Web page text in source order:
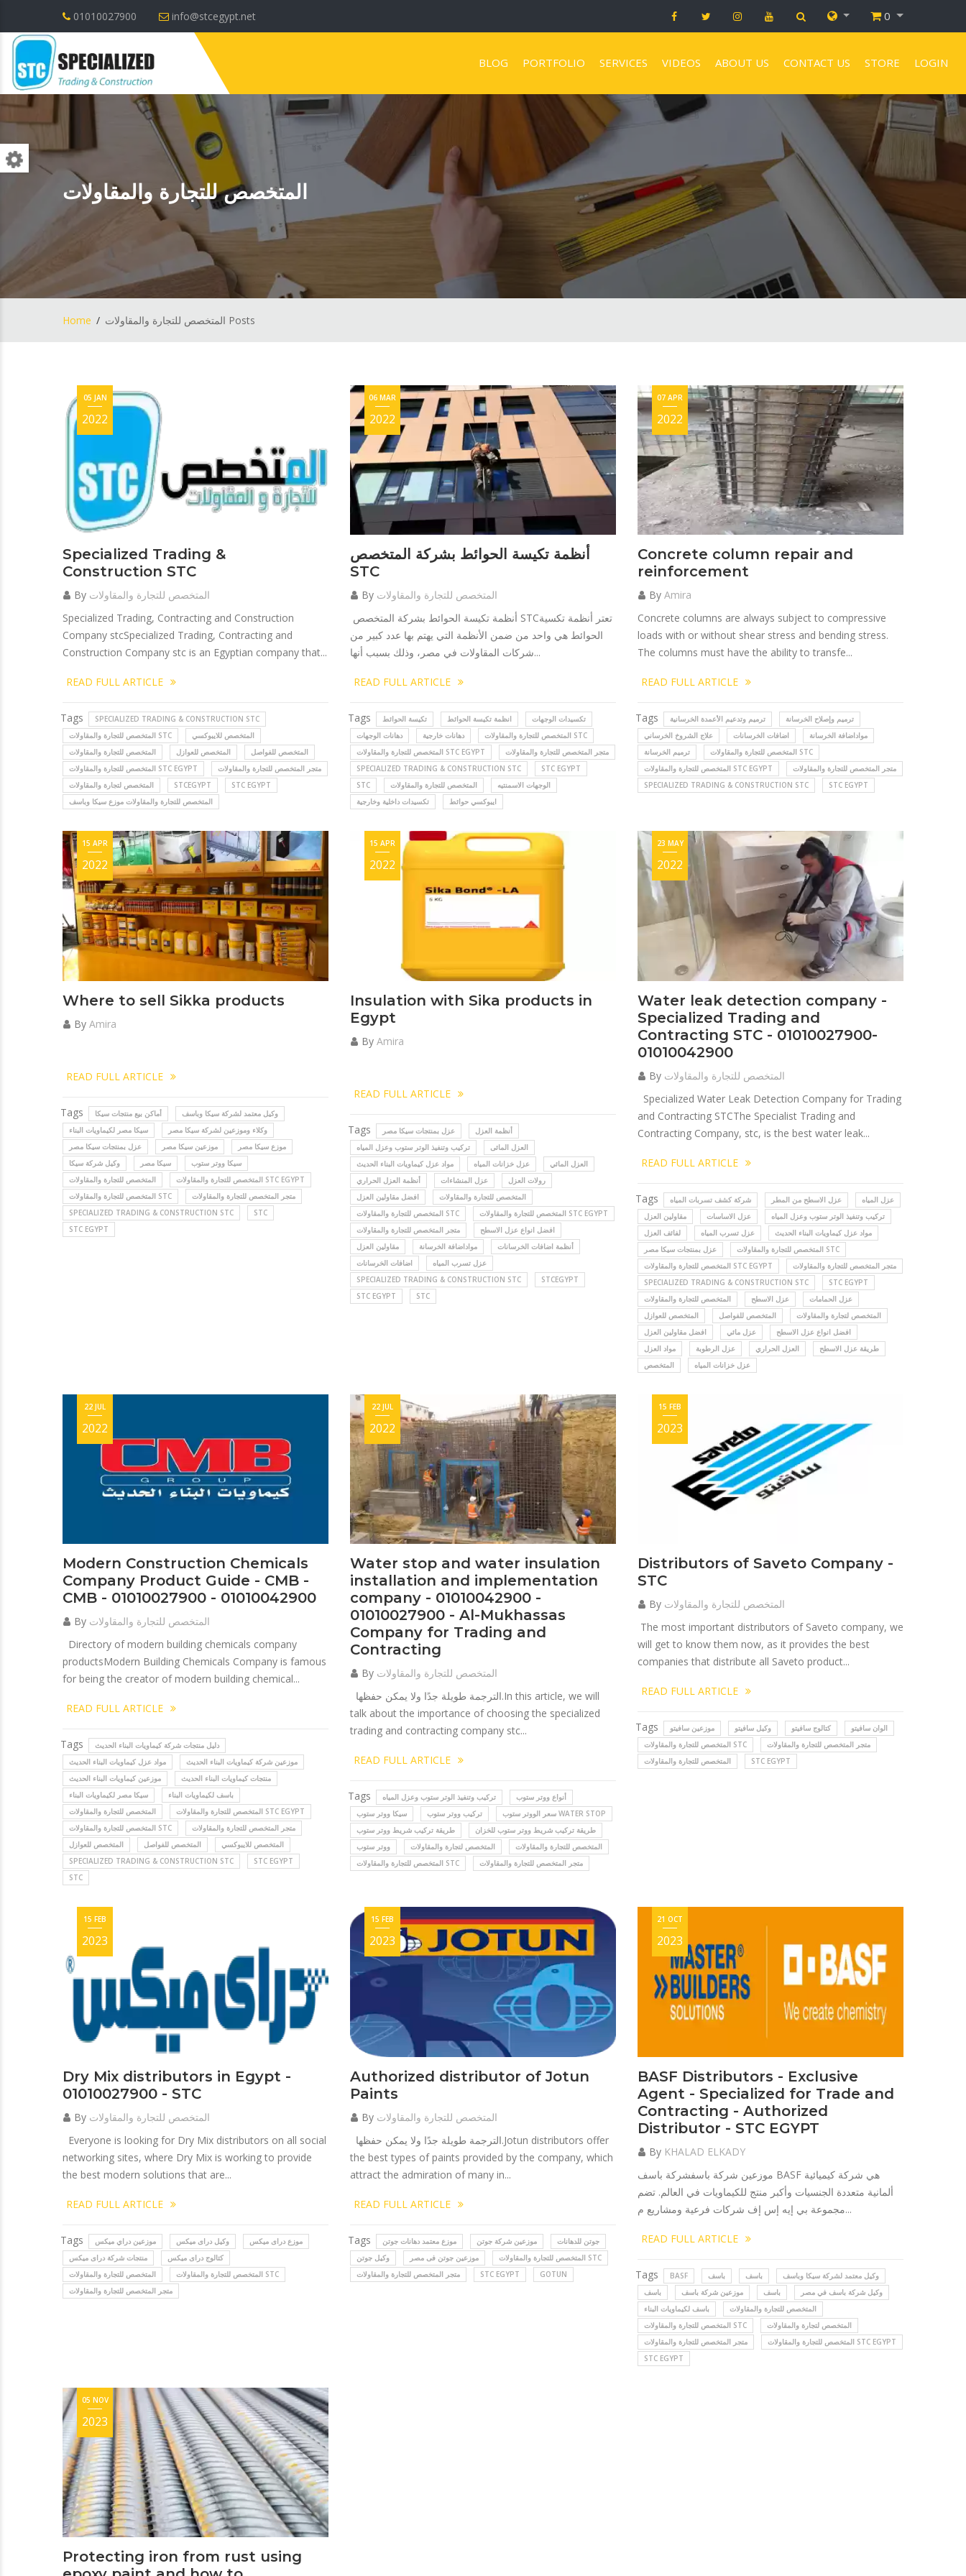
01010027900 info@stcegypt.net 0
BLOG PORTFOLIO SERVICES VIDEOS ABOUT US CONTACT US STORE LOGIN
المتخصص للتجارة والمقاولات
Home المتخصص للتجارة والمقاولات Posts
Specialized Trading &
Construction STC
05 JAN
2022
By المتخصص للتجارة والمقاولات
Specialized Trading, Contracting and Construction
Company stcSpecialized Trading, Contracting and
Construction Company stc is an Egyptian company that...
READ FULL ARTICLE
Tags
SPECIALIZED TRADING & CONSTRUCTION STC
المتخصص للتجارة والمقاولات STC
المتخصص للايبوكسي
المتخصص للتجارة والمقاولات
المتخصص للعوازل
المتخصص للفواصل
المتخصص للتجارة والمقاولات STC EGYPT
متجر المتخصص للتجارة والمقاولات
المتخصص لتجارة والمقاولات
STCEGYPT
STC EGYPT
المتخصص للتجارة والمقاولات موزع سيكا وباسف
أنظمة تكيسة الحوائط بشركة المتخصص
STC
06 MAR
2022
By المتخصص للتجارة والمقاولات
الحوائط هي واحد من ضمن الأنظمة التي يهتم بها عدد كبير من
شركات المقاولات في مصر، وذلك بسبب أنها...
READ FULL ARTICLE
Tags تكيسة الحوائط انظمة تكيسة الحوائط
تكسيدات الوجهات
دهانات الوجهات
دهانات خارجية
المتخصص للتجارة والمقاولات STC
المتخصص للتجارة والمقاولات STC EGYPT
متجر المتخصص للتجارة والمقاولات
SPECIALIZED TRADING & CONSTRUCTION STC
STC EGYPT
STC
المتخصص للتجارة والمقاولات
الوجهات الاسمنتيه
تكسيدات داخلية وخارجية
ايبوكسي حوائط
Concrete column repair and
reinforcement
07 APR
2022
By Amira
Concrete columns are always subject to compressive
loads with or without shear stress and bending stress.
The columns must have the ability to transfe...
READ FULL ARTICLE
Tags ترميم وتدعيم الأعمدة الخرسانية
ترميم وإصلاح الخرسانة
علاج الشروخ الخرساني
اضافات الخرسانات
مواداضافة الخرسانة
ترميم الخرسانة
المتخصص للتجارة والمقاولات STC
المتخصص للتجارة والمقاولات STC EGYPT
متجر المتخصص للتجارة والمقاولات
SPECIALIZED TRADING & CONSTRUCTION STC
STC EGYPT
Where to sell Sikka products
15 APR
2022
By Amira
READ FULL ARTICLE
Tags أماكن بيع منتجات سيكا
وكيل معتمد لشركة سيكا وباسف
سيكا مصر لكيماويات البناء
وكلاء وموزعين لشركة سيكا مصر
عزل بمنتجات سيكا مصر
موزعين سيكا مصر
موزع سيكا مصر
وكيل شركة سيكا
سيكا مصر
سيكا ووتر ستوب
المتخصص للتجارة والمقاولات
المتخصص للتجارة والمقاولات STC EGYPT
المتخصص للتجارة والمقاولات STC
متجر المتخصص للتجارة والمقاولات
SPECIALIZED TRADING & CONSTRUCTION STC
STC
STC EGYPT
Insulation with Sika products in
Egypt
15 APR
2022
By Amira
READ FULL ARTICLE
Tags عزل بمنتجات سيكا مصر
أنظمة العزل
تركيب وتنفيذ الوتر ستوب وعزل المياه
العزل المائى
مواد عزل كيماويات البناء الحديث
عزل خزانات المياه
العزل المائي
أنظمة العزل الحراري
عزل المنشاءات
رولات العزل
افضل مقاولين العزل
المتخصص للتجارة والمقاولات
المتخصص للتجارة والمقاولات STC
المتخصص للتجارة والمقاولات STC EGYPT
متجر المتخصص للتجارة والمقاولات
افضل انواع عزل الاسطح
مقاولين العزل
مواداضافة الخرسانة
أنظمة اضافات الخرسانات
اضافات الخرسانات
عزل تسرب المياه
SPECIALIZED TRADING & CONSTRUCTION STC
STCEGYPT
STC EGYPT
STC
Water leak detection company -
Specialized Trading and
Contracting STC - 01010027900-
01010042900
23 MAY
2022
By المتخصص للتجارة والمقاولات
Specialized Water Leak Detection Company for Trading
and Contracting STCThe Specialist Trading and
Contracting Company, stc, is the best water leak...
READ FULL ARTICLE
Tags شركة كشف تسربات المياه عزل الاسطح من المطر
عزل المياه
مقاولين العزل
عزل الاساسات
تركيب وتنفيذ الوتر ستوب وعزل المياه
لفائف العزل
عزل تسرب المياه
مواد عزل كيماويات البناء الحديث
عزل بمنتجات سيكا مصر
المتخصص للتجارة والمقاولات STC
المتخصص للتجارة والمقاولات STC EGYPT
متجر المتخصص للتجارة والمقاولات
SPECIALIZED TRADING & CONSTRUCTION STC
STC EGYPT
المتخصص للتجارة والمقاولات
عزل الاسطح
عزل الحمامات
المتخصص للعوازل
المتخصص للفواصل
المتخصص لتجارة والمقاولات
افضل مقاولين العزل
عزل مائي
افضل انواع عزل الاسطح
مواد العزل
عزل الرطوبة العزل الحراري
طريقة عزل الاسطح
المتخصص
عزل خزانات المياه
Modern Construction Chemicals
Company Product Guide - CMB -
CMB - 01010027900 - 01010042900
22 JUL
2022
By المتخصص للتجارة والمقاولات
Directory of modern building chemicals company
productsModern Building Chemicals Company is famous
for being the creator of modern building chemical...
READ FULL ARTICLE
Tags
دليل منتجات شركة كيماويات البناء الحديث
مواد عزل كيماويات البناء الحديث
موزعين شركة كيماويات البناء الحديث
موزعين كيماويات البناء الحديث
منتجات كيماويات البناء الحديث
سيكا مصر لكيماويات البناء
باسف لكيماويات البناء
المتخصص للتجارة والمقاولات
المتخصص للتجارة والمقاولات STC EGYPT
المتخصص للتجارة والمقاولات STC
متجر المتخصص للتجارة والمقاولات
المتخصص للعوازل
المتخصص للفواصل
المتخصص للايبوكسي
SPECIALIZED TRADING & CONSTRUCTION STC
STC EGYPT
STC
Water stop and water insulation
installation and implementation
company - 01010042900 -
01010027900 - Al-Mukhassas
Company for Trading and
Contracting
22 JUL
2022
By المتخصص للتجارة والمقاولات
talk about the importance of choosing the specialized
trading and contracting company stc...
READ FULL ARTICLE
Tags تركيب وتنفيذ الوتر ستوب وعزل المياه
أنواع ووتر ستوب
سيكا ووتر ستوب
تركيب ووتر ستوب
سعر الووتر ستوب WATER STOP
طريقة تركيب شريط ووتر ستوب
طريقة تركيب شريط ووتر ستوب للخزان
ووتر ستوب
المتخصص لتجارة والمقاولات
المتخصص للتجارة والمقاولات
المتخصص للتجارة والمقاولات STC
متجر المتخصص للتجارة والمقاولات
Distributors of Saveto Company -
STC
15 FEB
2023
By المتخصص للتجارة والمقاولات
The most important distributors of Saveto company, we
will get to know them now, as it provides the best
companies that distribute all Saveto product...
READ FULL ARTICLE
Tags موزعين سافيتو وكيل سافيتو كتالوج سافيتو
الوان سافيتو
المتخصص للتجارة والمقاولات STC
متجر المتخصص للتجارة والمقاولات
المتخصص للتجارة والمقاولات
STC EGYPT
Dry Mix distributors in Egypt -
01010027900 - STC
15 FEB
2023
By المتخصص للتجارة والمقاولات
Everyone is looking for Dry Mix distributors on all social
networking sites, where Dry Mix is working to provide
the best modern solutions that are...
READ FULL ARTICLE
Tags موزعين دراي ميكس وكيل دراى ميكس
موزع دراى ميكس
منتجات شركة دراى ميكس
كتالوج دراى ميكس
المتخصص للتجارة والمقاولات
المتخصص للتجارة والمقاولات STC
متجر المتخصص للتجارة والمقاولات
Authorized distributor of Jotun
Paints
15 FEB
2023
By المتخصص للتجارة والمقاولات
the best types of paints provided by the company, which
attract the admiration of many in...
READ FULL ARTICLE
Tags موزع معتمد دهانات جوتن موزعين شركة جوتن
جوتن للدهانات
وكيل جوتن
موزعين جوتن فى مصر
المتخصص للتجارة والمقاولات STC
متجر المتخصص للتجارة والمقاولات
STC EGYPT GOTUN
BASF Distributors - Exclusive
Agent - Specialized for Trade and
Contracting - Authorized
Distributor - STC EGYPT
21 OCT
2023
By KHALAD ELKADY
موزعين شركة باسفشركة باسف BASF هي شركة كيميائية
ألمانية متعددة الجنسيات وأكبر منتج للكيماويات في العالم. تضم
مجموعة بي إيه إس إف شركات فرعية ومشاريع م...
READ FULL ARTICLE
Tags BASF باسف باسف
وكيل معتمد لشركة سيكا وباسف
باسف
موزعين شركة باسف باسف
وكيل شركة باسف في مصر
باسف لكيماويات البناء
المتخصص للتجارة والمقاولات
المتخصص للتجارة والمقاولات STC
المتخصص لتجارة والمقاولات
متجر المتخصص للتجارة والمقاولات
المتخصص للتجارة والمقاولات STC EGYPT
STC EGYPT
Protecting iron from rust using
05 NOV
2023